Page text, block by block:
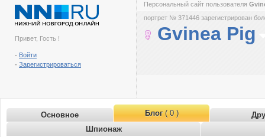
Привет, Гость !
- Войти
- Зарегистрироваться
Персональный сайт пользователя
портрет № 371446 зарегистрирован
Gvinea Pig
Основное Блог( 0 )
Шпионаж